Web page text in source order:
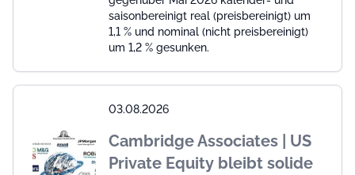
saisonbereinigt real (preisbereinigt) um
1,1 % und nominal (nicht preisbereinigt)
um 1,2 % gesunken.
03.08.2026
Cambridge Associates | US
Private Equity bleibt solide